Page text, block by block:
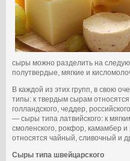
сыры можно разделить на
полутвердые, мягкие и
В каждой из этих групп, в свою
типы: к твердым сырам
голландского, чеддер,
— сыры типа латвийского: к
смоленского, рокфор, камамбер
относятся чайный, сливочный и
Сыры типа швейцарского